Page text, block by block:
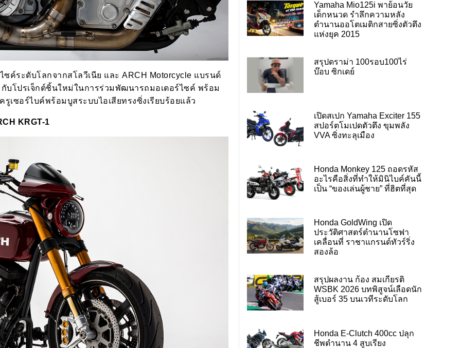
ค์ระดับโลกจากสโลวีเนีย และ ARCH Motorcycle แบรนด์
บโปรเจ็กต์ชิ้นใหม่ในการร่วมพัฒนารถมอเตอร์ไซค์ พร้อม
เซอร์ไบค์พร้อมบูสระบบไอเสียทรงซิ่งเรียบร้อยแล้ว
KRGT-1
Yamaha Mio125i พาย้อนวัย
เด็กหนวด รำลึกความหลัง
ตำนานออโตเมติกสายซิ่งตัวตึง
แห่งยุค 2015
สรุปดราม่า 100รอบ100ไร่
บ๊อบ ซิกเดย์
เปิดสเปก Yamaha Exciter 155
สปอร์ตโมเปดตัวตึง ขุมพลัง
VVA ซิ่งทะลุเมือง
Honda Monkey 125 ถอดรหัส
อะไรคือสิ่งที่ทำให้มินิไบค์คันนี้
เป็น “ของเล่นผู้ชาย” ที่ฮิตที่สุด
Honda GoldWing เปิด
ประวัติศาสตร์ตำนานโซฟา
เคลื่อนที่ ราชาแกรนด์ทัวร์ริ่ง
สองล้อ
สรุปผลงาน ก้อง สมเกียรติ
WSBK 2026 บทพิสูจน์เลือดนัก
สู้เบอร์ 35 บนเวทีระดับโลก
Honda E-Clutch 400cc ปลุก
ชีพตำนาน 4 สูบเรียง